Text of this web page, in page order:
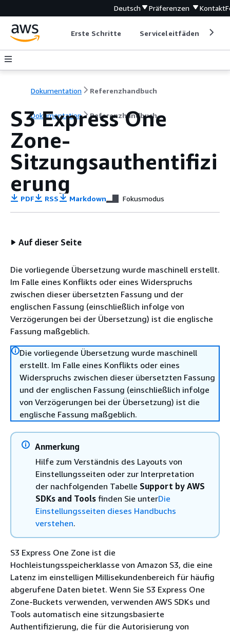
Deutsch Präferenzen Kontakt
Erste Schritte Serviceleitfäden
Dokumentation Referenzhandbuch
Dokumentation Referenzhandbuch
S3 Express One
Zone-
Sitzungsauthentifizi
erung
PDF RSS Markdown Fokusmodus
Auf dieser Seite
Die vorliegende Übersetzung wurde maschinell erstellt.
Im Falle eines Konflikts oder eines Widerspruchs
zwischen dieser übersetzten Fassung und der
englischen Fassung (einschließlich infolge von
Verzögerungen bei der Übersetzung) ist die englische
Fassung maßgeblich.
Die vorliegende Übersetzung wurde maschinell
erstellt. Im Falle eines Konflikts oder eines
Widerspruchs zwischen dieser übersetzten Fassung
und der englischen Fassung (einschließlich infolge
von Verzögerungen bei der Übersetzung) ist die
englische Fassung maßgeblich.
Anmerkung
Hilfe zum Verständnis des Layouts von
Einstellungsseiten oder zur Interpretation
der nachfolgenden Tabelle Support by AWS
SDKs and Tools finden Sie unterDie
Einstellungsseiten dieses Handbuchs
verstehen.
S3 Express One Zone ist die
Hochleistungsspeicherklasse von Amazon S3, die eine
Latenz im einstelligen Millisekundenbereich für häufig
abgerufene Daten bietet. Wenn Sie S3 Express One
Zone-Buckets verwenden, verwenden AWS SDKs und
Tools automatisch eine sitzungsbasierte
Authentifizierung, die für die Autorisierung von